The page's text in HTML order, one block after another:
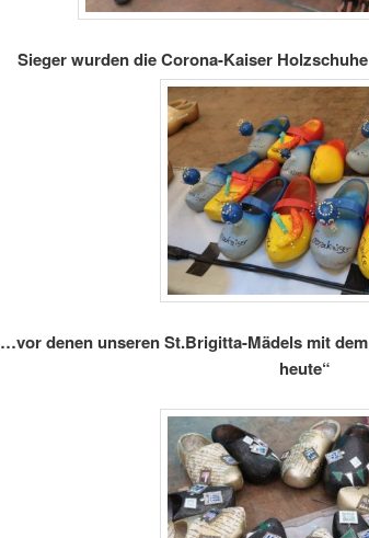
Sieger wurden die Corona-Kaiser
…vor denen unseren St.Brigitta-Mädels mit
heute“